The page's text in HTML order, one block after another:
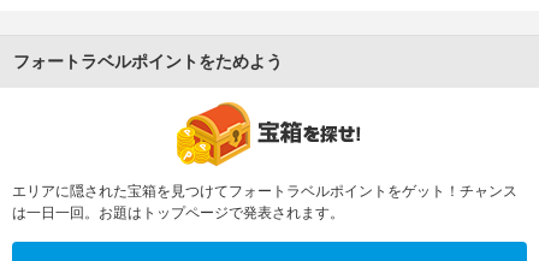
フォートラベルポイントをためよう
エリアに隠された宝箱を見つけてフォートラベルポイントをゲット！チャンス
は一日一回。お題はトップページで発表されます。